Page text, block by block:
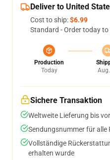
Deliver to United
Cost to ship:$6.99
Standard - Order today to
Production
Today
Sichere Transaktion
Weltweite Lieferung bis
Sendungsnummer für alle
Vollständige
erhalten wurde